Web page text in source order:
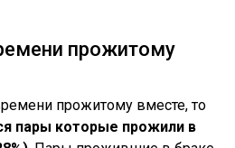
прожитому
прожитому вместе, то
пары которые прожили в